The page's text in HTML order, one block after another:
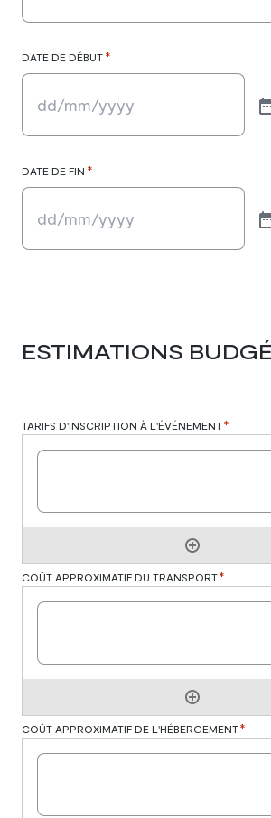
DATE DE DÉBUT *
DATE DE FIN *
ESTIMATIONS
TARIFS D'INSCRIPTION À L'ÉVÉNEMENT*
COÛT APPROXIMATIF DU TRANSPORT*
COÛT APPROXIMATIF DE L'HÉBERGEMENT*